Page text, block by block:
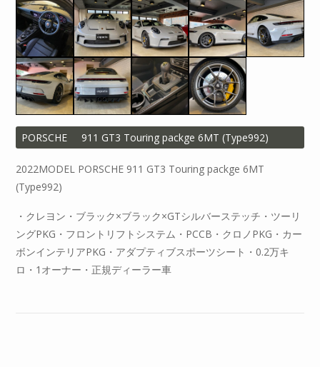
PORSCHE 911 GT3 Touring packge 6MT (Type992)
2022MODEL PORSCHE 911 GT3 Touring packge 6MT
(Type992)
・クレヨン・ブラック×ブラック×GTシルバーステッチ・ツーリ
ングPKG・フロントリフトシステム・PCCB・クロノPKG・カー
ボンインテリアPKG・アダプティブスポーツシート・0.2万キ
ロ・1オーナー・正規ディーラー車